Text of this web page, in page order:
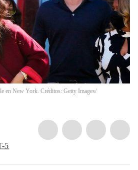
en New York. Créditos: Getty Images/
5